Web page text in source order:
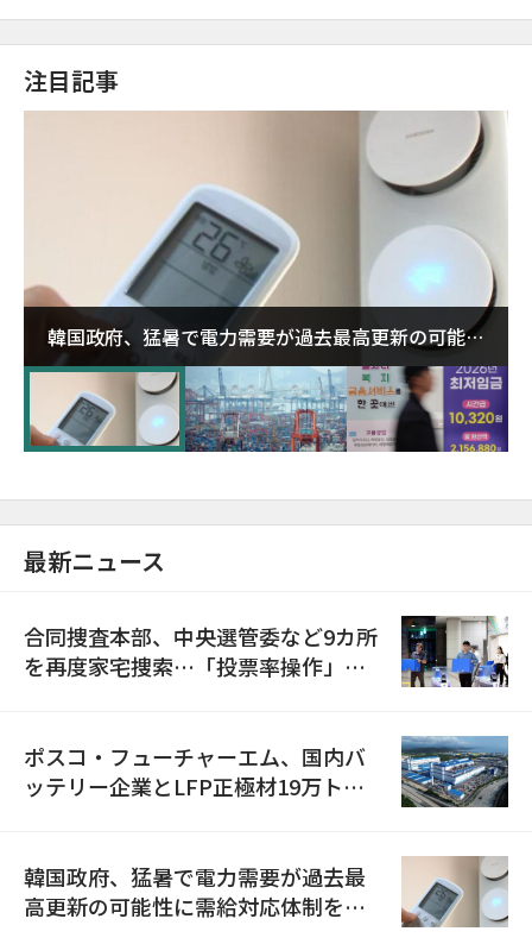
注目記事
韓国政府、猛暑で電力需要が過去最高更新の可能性
に需給対応体制を点検
最新ニュース
合同捜査本部、中央選管委など9カ所
を再度家宅捜索…「投票率操作」の
ポスコ・フューチャーエム、国内バ
ッテリー企業とLFP正極材19万トン
韓国政府、猛暑で電力需要が過去最
高更新の可能性に需給対応体制を点